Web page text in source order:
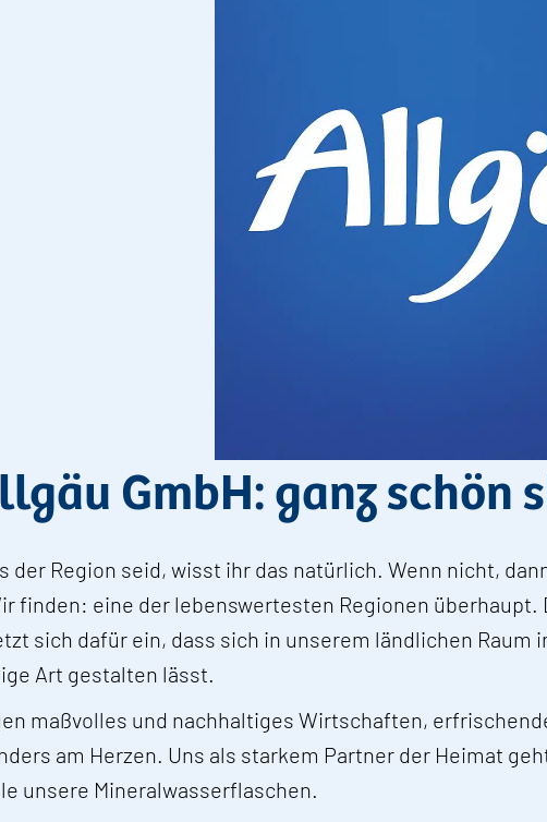
GmbH: ganz schön
der Region seid, wisst ihr das natürlich. Wenn nicht,
finden: eine der lebenswertesten Regionen überhaupt.
sich dafür ein, dass sich in unserem ländlichen
Art gestalten lässt.
maßvolles und nachhaltiges Wirtschaften,
am Herzen. Uns als starkem Partner der Heimat
unsere Mineralwasserflaschen.